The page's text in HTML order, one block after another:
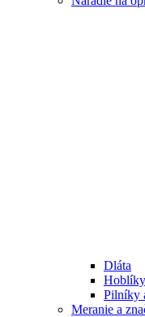
Dláta
Hoblíky
Pilníky
Meranie a